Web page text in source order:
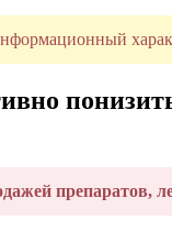
препаратов,